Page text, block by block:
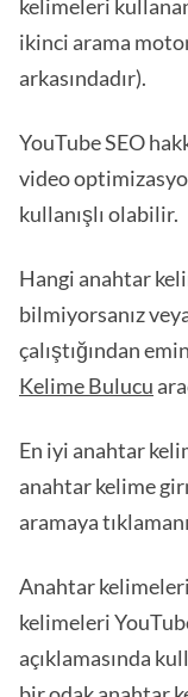
kelimeleri
ikinci arama
arkasındadır).
YouTube SEO
video
kullanışlı olabilir.
Hangi anahtar
bilmiyorsanız
çalıştığından
Kelime Bulucu
En iyi anahtar
anahtar kelime
aramaya
Anahtar kelimeleri
kelimeleri
açıklamasında